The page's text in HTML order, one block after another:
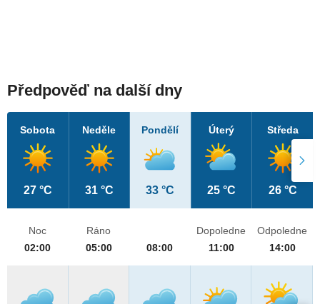
Předpověď na další dny
Sobota
27 °C
Neděle
31 °C
Pondělí
33 °C
Úterý
25 °C
Středa
26 °C
Noc
02:00
Ráno
05:00
08:00
Dopoledne
11:00
Odpoledne
14:00